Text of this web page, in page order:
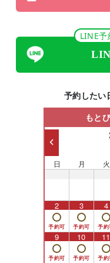
LINE予
予約したい
もと
日 月 火
2 3 4
9 10 11